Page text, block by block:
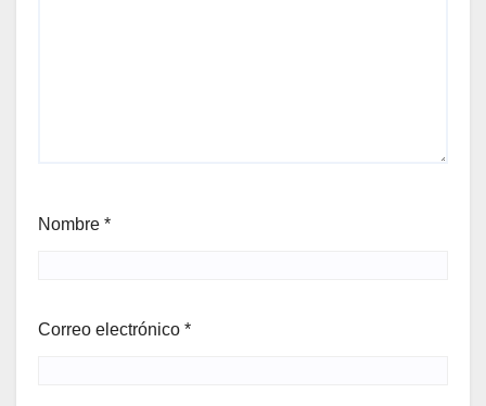
Nombre *
Correo electrónico *